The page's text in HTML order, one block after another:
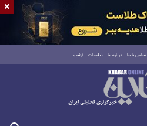
تماس با ما درباره ما تبلیغات آرشیو
×